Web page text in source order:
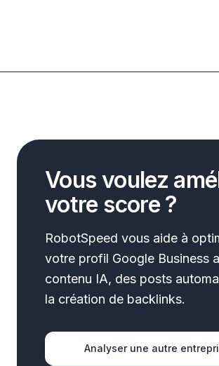
Vous voulez
votre score ?
RobotSpeed vous aide à
votre profil Google Business
contenu IA, des posts
la création de backlinks.
Analyser une autre